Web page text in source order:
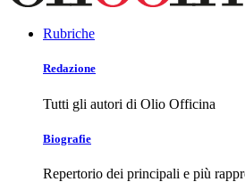
Rubriche
Redazione
Tutti gli autori di Olio Officina
Biografie
Repertorio dei principali e più